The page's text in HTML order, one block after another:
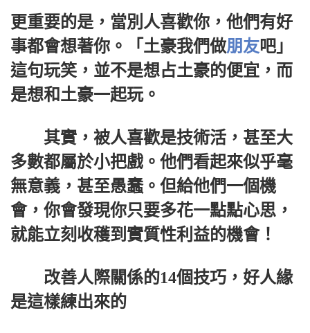
更重要的是，當別人喜歡你，他們有好
事都會想著你。「土豪我們做朋友吧」
這句玩笑，並不是想占土豪的便宜，而
是想和土豪一起玩。
其實，被人喜歡是技術活，甚至大
多數都屬於小把戲。他們看起來似乎毫
無意義，甚至愚蠢。但給他們一個機
會，你會發現你只要多花一點點心思，
就能立刻收穫到實質性利益的機會！
改善人際關係的14個技巧，好人緣
是這樣練出來的